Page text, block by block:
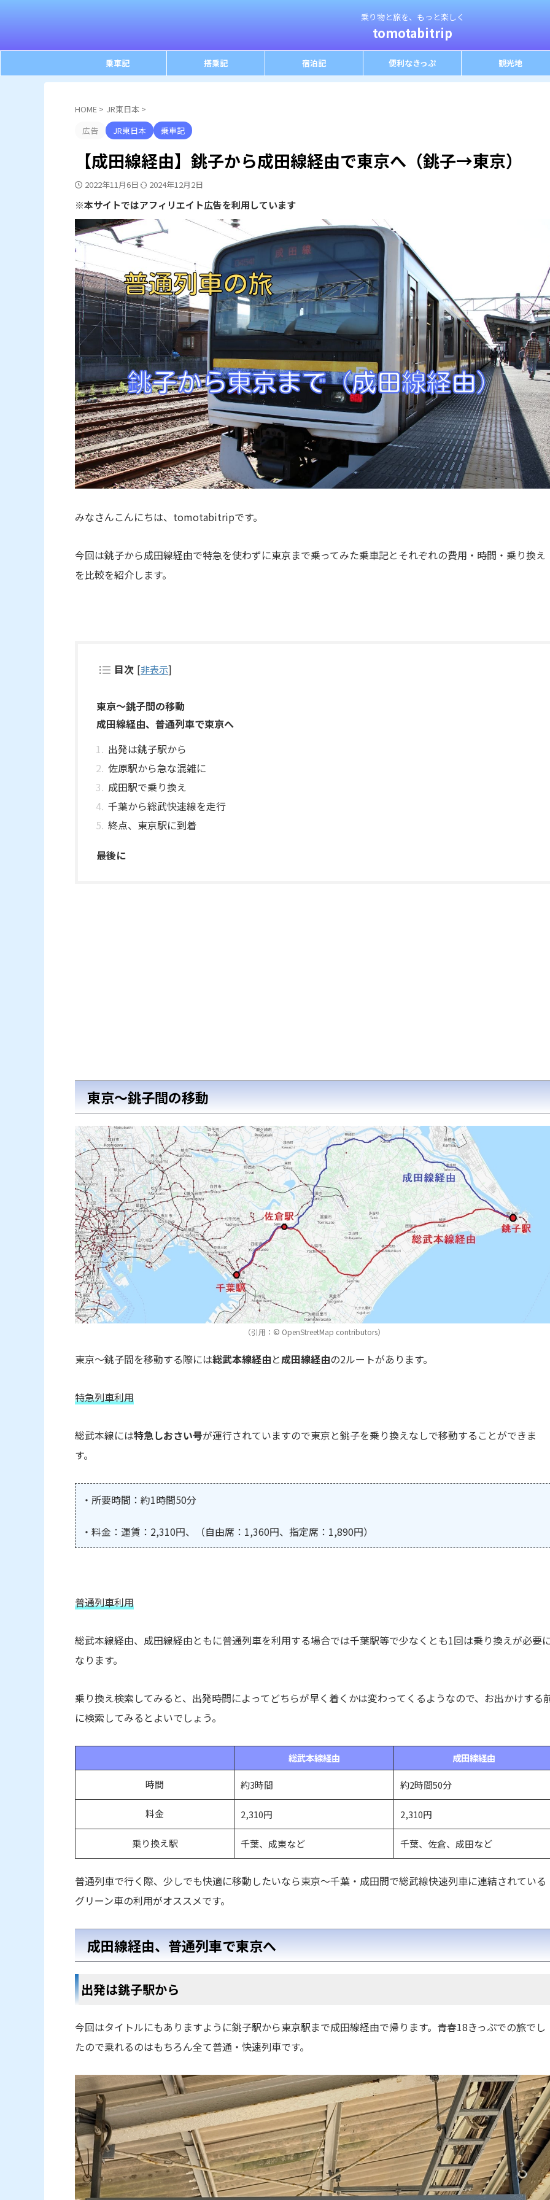
乗り物と旅を、もっと楽しく
tomotabitrip
乗車記 搭乗記 宿泊記 便利なきっぷ 観光地
HOME > JR東日本 >
広告
JR東日本 乗車記
【成田線経由】銚子から成田線経由で東京へ（銚子→東京）
2022年11月6日 2024年12月2日
※本サイトではアフィリエイト広告を利用しています
みなさんこんにちは、tomotabitripです。
今回は銚子から成田線経由で特急を使わずに東京まで乗ってみた乗車記とそれぞれの費用・時間・乗り換え
を比較を紹介します。
目次 [非表示]
東京～銚子間の移動
成田線経由、普通列車で東京へ
出発は銚子駅から
佐原駅から急な混雑に
成田駅で乗り換え
千葉から総武快速線を走行
終点、東京駅に到着
最後に
東京～銚子間の移動
（引用：© OpenStreetMap contributors）
東京～銚子間を移動する際には総武本線経由と成田線経由の2ルートがあります。
特急列車利用
総武本線には特急しおさい号が運行されていますので東京と銚子を乗り換えなしで移動することができま
す。
・所要時間：約1時間50分
・料金：運賃：2,310円、（自由席：1,360円、指定席：1,890円）
普通列車利用
総武本線経由、成田線経由ともに普通列車を利用する場合では千葉駅等で少なくとも1回は乗り換えが必要
なります。
乗り換え検索してみると、出発時間によってどちらが早く着くかは変わってくるようなので、お出かけする
に検索してみるとよいでしょう。
総武本線経由 成田線経由
時間 約3時間 約2時間50分
料金 2,310円 2,310円
乗り換え駅 千葉、成東など 千葉、佐倉、成田など
普通列車で行く際、少しでも快適に移動したいなら東京～千葉・成田間で総武線快速列車に連結されている
グリーン車の利用がオススメです。
成田線経由、普通列車で東京へ
出発は銚子駅から
今回はタイトルにもありますように銚子駅から東京駅まで成田線経由で帰ります。青春18きっぷでの旅でし
たので乗れるのはもちろん全て普通・快速列車です。